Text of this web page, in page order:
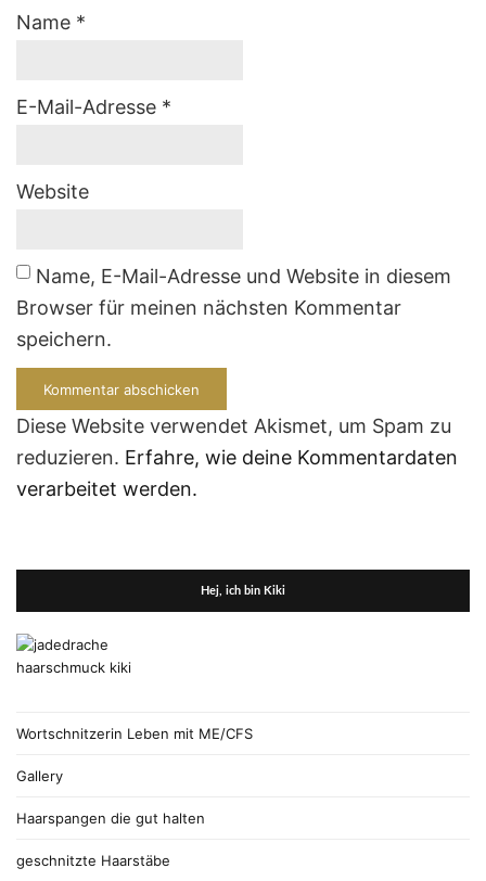
Name *
E-Mail-Adresse *
Website
Name, E-Mail-Adresse und Website in diesem
Browser für meinen nächsten Kommentar
speichern.
Diese Website verwendet Akismet, um Spam zu
reduzieren. Erfahre, wie deine Kommentardaten
verarbeitet werden.
Hej, ich bin Kiki
Wortschnitzerin Leben mit ME/CFS
Gallery
Haarspangen die gut halten
geschnitzte Haarstäbe